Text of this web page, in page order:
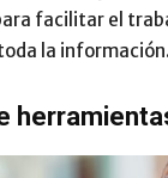
facilitar el
la información.